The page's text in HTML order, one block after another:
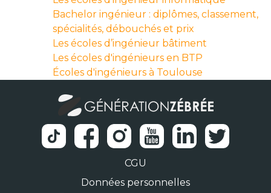
Bachelor ingénieur : diplômes, classement,
spécialités, débouchés et prix
Les écoles d’ingénieur bâtiment
Les écoles d'ingénieurs en BTP
Écoles d'ingénieurs à Toulouse
CGU
Données personnelles